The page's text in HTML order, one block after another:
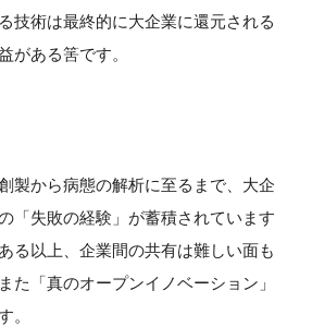
技術は最終的に大企業に還元される
がある筈です。
から病態の解析に至るまで、大企
「失敗の経験」が蓄積されています
る以上、企業間の共有は難しい面も
た「真のオープンイノベーション」
。